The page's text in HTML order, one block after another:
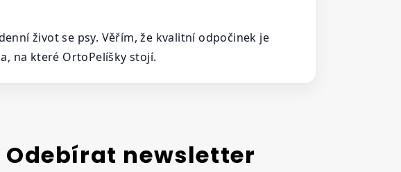
život se psy. Věřím, že kvalitní odpočinek je
na které OrtoPelíšky stojí.
Odebírat newsletter